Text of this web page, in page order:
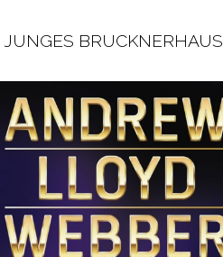
JUNGES BRUCKNERHAUS